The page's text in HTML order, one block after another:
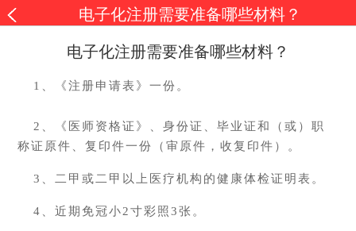
电子化注册需要准备哪些材料？
电子化注册需要准备哪些材料？
1、《注册申请表》一份。
2、《医师资格证》、身份证、毕业证和（或）职
称证原件、复印件一份（审原件，收复印件）。
3、二甲或二甲以上医疗机构的健康体检证明表。
4、近期免冠小2寸彩照3张。